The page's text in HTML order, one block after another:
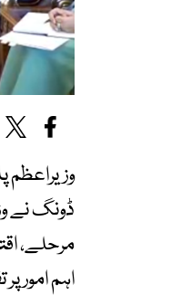
ڈونگ نے
مرحلے،
اہم امور